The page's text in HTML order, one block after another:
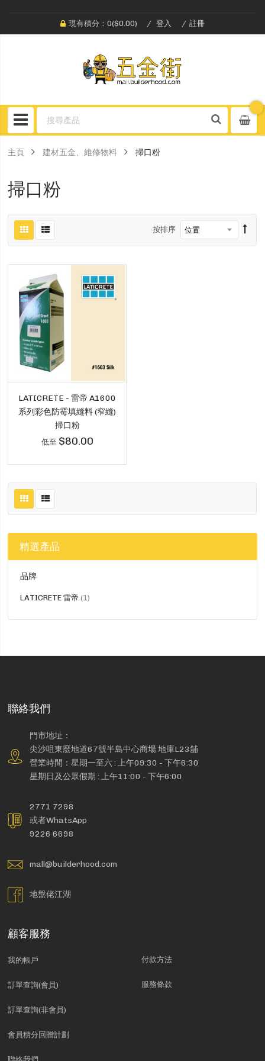
現有積分：0($0.00) 登入 註冊
主頁 建材五金、維修物料 掃口粉
掃口粉
按排序
LATICRETE - 雷帝 A1600
系列彩色防霉填縫料 (窄縫)
掃口粉
低至 $80.00
精選產品
品牌
LATICRETE 雷帝 1貨
聯絡我們
門市地址：
尖沙咀東麼地道67號半島中心商場 地庫L23舖
營業時間：星期一至六 : 上午09:30 - 下午6:30
星期日及公眾假期 : 上午11:00 - 下午6:00
2771 7298
或者WhatsApp
9226 6698
mall@builderhood.com
地盤佬江湖
顧客服務
我的帳戶
訂單查詢(會員)
訂單查詢(非會員)
會員積分回贈計劃
付款方法
服務條款